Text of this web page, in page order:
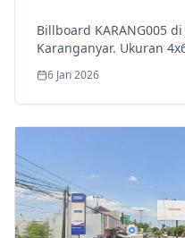
Billboard KARANG005
Karanganyar. Ukuran
frontlite, dekat SDN 2
strategis untuk
6 Jan 2026